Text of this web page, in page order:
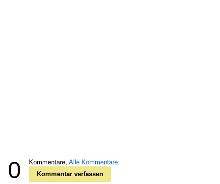
0 Kommentare, Alle Kommentare
Kommentar verfassen